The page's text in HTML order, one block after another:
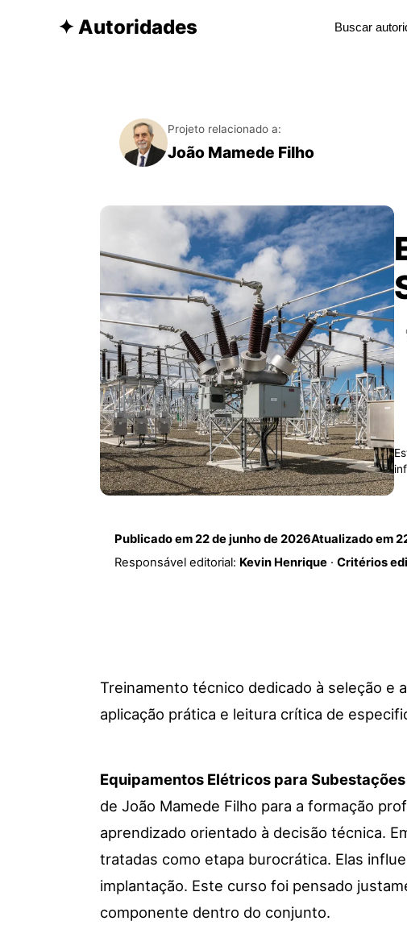
✦ Autoridades
Projeto relacionado a:
João Mamede Filho
Publicado em22 de junho de 2026Atualizado em
Responsável editorial: Kevin Henrique· Critérios
Treinamento técnico dedicado à seleção e
aplicação prática e leitura crítica de
Equipamentos Elétricos para
de João Mamede Filho para a formação
aprendizado orientado à decisão técnica.
tratadas como etapa burocrática. Elas
implantação. Este curso foi pensado
componente dentro do conjunto.